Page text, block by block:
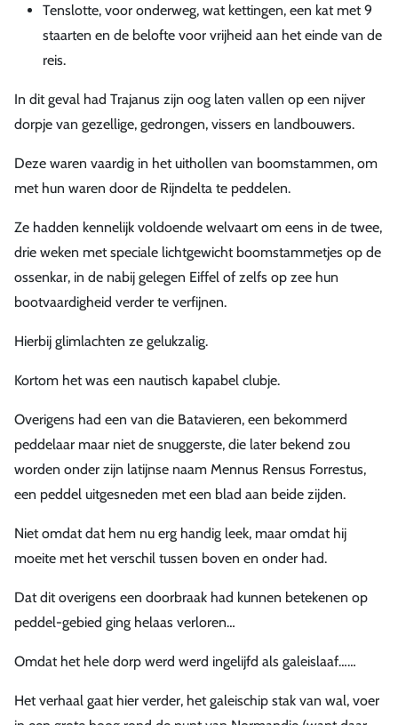
Tenslotte, voor onderweg, wat kettingen, een kat met 9
staarten en de belofte voor vrijheid aan het einde van de
reis.
In dit geval had Trajanus zijn oog laten vallen op een nijver
dorpje van gezellige, gedrongen, vissers en landbouwers.
Deze waren vaardig in het uithollen van boomstammen, om
met hun waren door de Rijndelta te peddelen.
Ze hadden kennelijk voldoende welvaart om eens in de twee,
drie weken met speciale lichtgewicht boomstammetjes op de
ossenkar, in de nabij gelegen Eiffel of zelfs op zee hun
bootvaardigheid verder te verfijnen.
Hierbij glimlachten ze gelukzalig.
Kortom het was een nautisch kapabel clubje.
Overigens had een van die Batavieren, een bekommerd
peddelaar maar niet de snuggerste, die later bekend zou
worden onder zijn latijnse naam Mennus Rensus Forrestus,
een peddel uitgesneden met een blad aan beide zijden.
Niet omdat dat hem nu erg handig leek, maar omdat hij
moeite met het verschil tussen boven en onder had.
Dat dit overigens een doorbraak had kunnen betekenen op
peddel-gebied ging helaas verloren…
Omdat het hele dorp werd werd ingelijfd als galeislaaf……
Het verhaal gaat hier verder, het galeischip stak van wal, voer